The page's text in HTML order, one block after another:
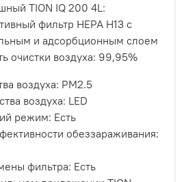
TION IQ 200 4L:
фильтр HEPA H13 с
и адсорбционным слоем
очистки воздуха: 99,95%
воздуха: PM2.5
воздуха: LED
режим: Есть
обеззараживания:
фильтра: Есть